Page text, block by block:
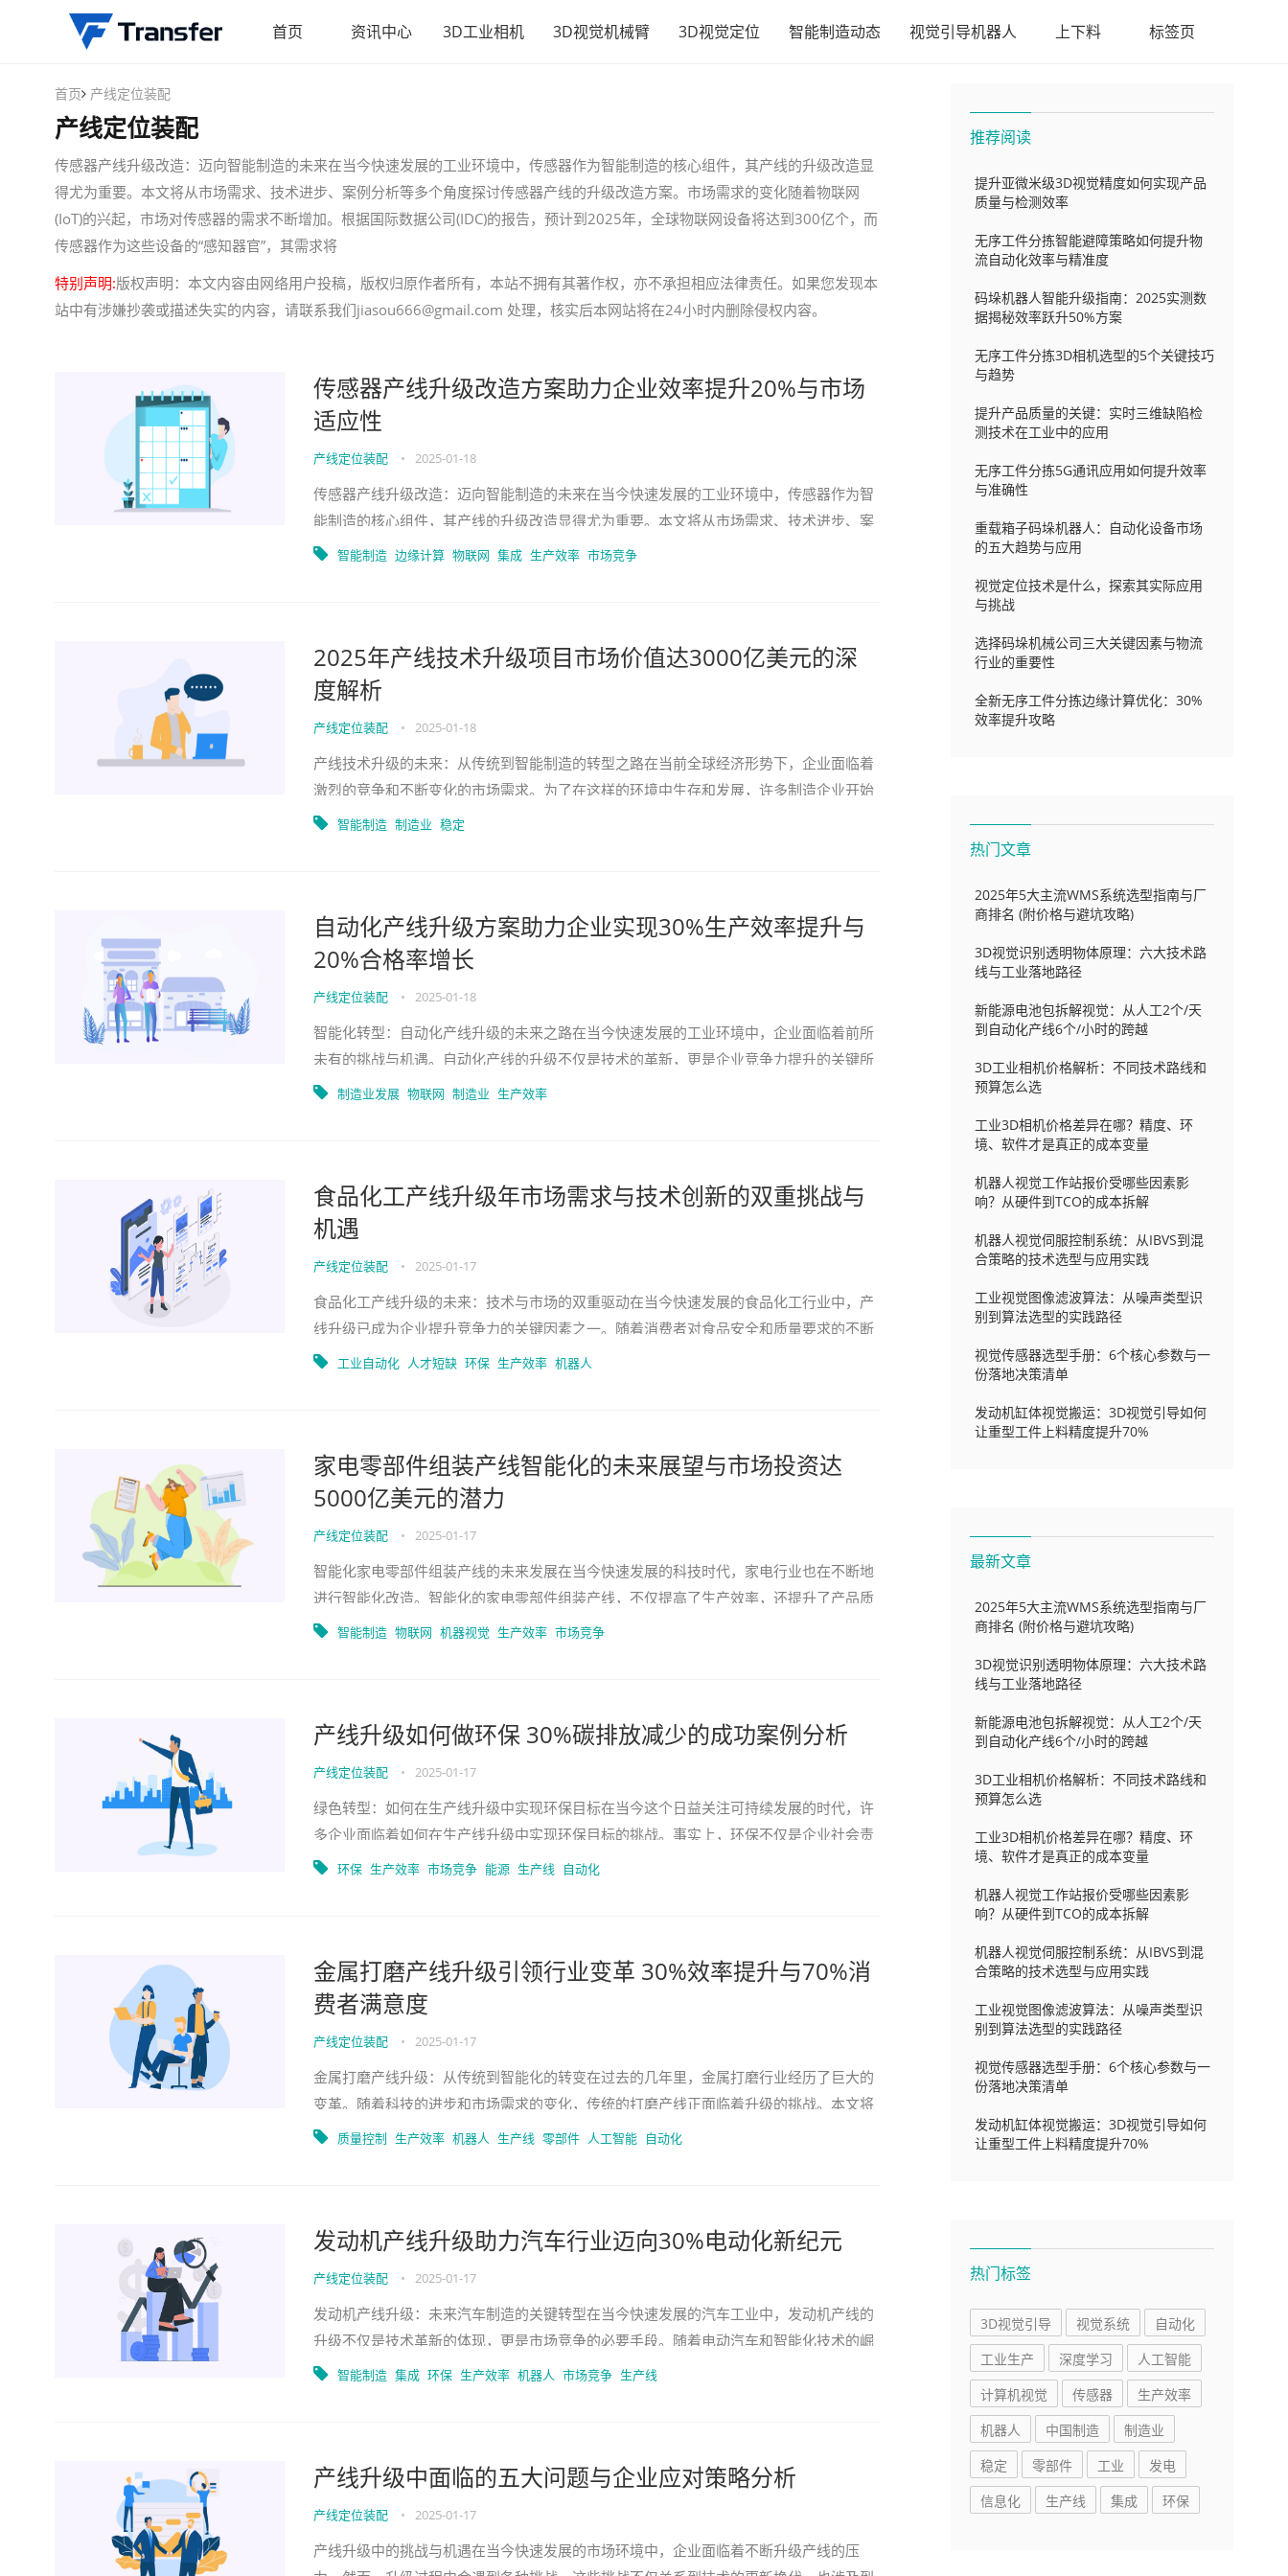
首页 资讯中心 3D工业相机 3D视觉机械臂 3D视觉定位 智能制造动态 视觉引导机器人 上下料 标签页
首页 产线定位装配
产线定位装配
传感器产线升级改造：迈向智能制造的未来在当今快速发展的工业环境中，传感器作为智能制造的核心组件，其产线的升级改造显
得尤为重要。本文将从市场需求、技术进步、案例分析等多个角度探讨传感器产线的升级改造方案。市场需求的变化随着物联网
(IoT)的兴起，市场对传感器的需求不断增加。根据国际数据公司(IDC)的报告，预计到2025年，全球物联网设备将达到300亿个，而
传感器作为这些设备的“感知器官”，其需求将
特别声明:版权声明：本文内容由网络用户投稿，版权归原作者所有，本站不拥有其著作权，亦不承担相应法律责任。如果您发现本
站中有涉嫌抄袭或描述失实的内容，请联系我们jiasou666@gmail.com 处理，核实后本网站将在24小时内删除侵权内容。
传感器产线升级改造方案助力企业效率提升20%与市场
适应性
产线定位装配 • 2025-01-18
传感器产线升级改造：迈向智能制造的未来在当今快速发展的工业环境中，传感器作为智
能制造的核心组件，其产线的升级改造显得尤为重要。本文将从市场需求、技术进步、案
例分析等多个角度探讨传感器产线的升级改造方案
智能制造 边缘计算 物联网 集成 生产效率 市场竞争
2025年产线技术升级项目市场价值达3000亿美元的深
度解析
产线定位装配 • 2025-01-18
产线技术升级的未来：从传统到智能制造的转型之路在当前全球经济形势下，企业面临着
激烈的竞争和不断变化的市场需求。为了在这样的环境中生存和发展，许多制造企业开始
着手进行产线技术升级。本文将从技术、市场和用
智能制造 制造业 稳定
自动化产线升级方案助力企业实现30%生产效率提升与
20%合格率增长
产线定位装配 • 2025-01-18
智能化转型：自动化产线升级的未来之路在当今快速发展的工业环境中，企业面临着前所
未有的挑战与机遇。自动化产线的升级不仅是技术的革新，更是企业竞争力提升的关键所
在。本文将从市场需求、技术进步和成功案例三个
制造业发展 物联网 制造业 生产效率
食品化工产线升级年市场需求与技术创新的双重挑战与
机遇
产线定位装配 • 2025-01-17
食品化工产线升级的未来：技术与市场的双重驱动在当今快速发展的食品化工行业中，产
线升级已成为企业提升竞争力的关键因素之一。随着消费者对食品安全和质量要求的不断
提高，企业必须不断优化生产流程，以适应市场的
工业自动化 人才短缺 环保 生产效率 机器人
家电零部件组装产线智能化的未来展望与市场投资达
5000亿美元的潜力
产线定位装配 • 2025-01-17
智能化家电零部件组装产线的未来发展在当今快速发展的科技时代，家电行业也在不断地
进行智能化改造。智能化的家电零部件组装产线，不仅提高了生产效率，还提升了产品质
量，满足了市场对高效、精准和个性化的需求。举
智能制造 物联网 机器视觉 生产效率 市场竞争
产线升级如何做环保 30%碳排放减少的成功案例分析
产线定位装配 • 2025-01-17
绿色转型：如何在生产线升级中实现环保目标在当今这个日益关注可持续发展的时代，许
多企业面临着如何在生产线升级中实现环保目标的挑战。事实上，环保不仅是企业社会责
任的体现，更是其长期发展的必要条件。本文将从
环保 生产效率 市场竞争 能源 生产线 自动化
金属打磨产线升级引领行业变革 30%效率提升与70%消
费者满意度
产线定位装配 • 2025-01-17
金属打磨产线升级：从传统到智能化的转变在过去的几年里，金属打磨行业经历了巨大的
变革。随着科技的进步和市场需求的变化，传统的打磨产线正面临着升级的挑战。本文将
从多个角度探讨金属打磨产线的升级，包括技术创
质量控制 生产效率 机器人 生产线 零部件 人工智能 自动化
发动机产线升级助力汽车行业迈向30%电动化新纪元
产线定位装配 • 2025-01-17
发动机产线升级：未来汽车制造的关键转型在当今快速发展的汽车工业中，发动机产线的
升级不仅是技术革新的体现，更是市场竞争的必要手段。随着电动汽车和智能化技术的崛
起，传统发动机的生产线面临着前所未有的挑战和
智能制造 集成 环保 生产效率 机器人 市场竞争 生产线
产线升级中面临的五大问题与企业应对策略分析
产线定位装配 • 2025-01-17
产线升级中的挑战与机遇在当今快速发展的市场环境中，企业面临着不断升级产线的压
推荐阅读
提升亚微米级3D视觉精度如何实现产品
质量与检测效率
无序工件分拣智能避障策略如何提升物
流自动化效率与精准度
码垛机器人智能升级指南：2025实测数
据揭秘效率跃升50%方案
无序工件分拣3D相机选型的5个关键技巧
与趋势
提升产品质量的关键：实时三维缺陷检
测技术在工业中的应用
无序工件分拣5G通讯应用如何提升效率
与准确性
重载箱子码垛机器人：自动化设备市场
的五大趋势与应用
视觉定位技术是什么，探索其实际应用
与挑战
选择码垛机械公司三大关键因素与物流
行业的重要性
全新无序工件分拣边缘计算优化：30%
效率提升攻略
热门文章
2025年5大主流WMS系统选型指南与厂
商排名 (附价格与避坑攻略)
3D视觉识别透明物体原理：六大技术路
线与工业落地路径
新能源电池包拆解视觉：从人工2个/天
到自动化产线6个/小时的跨越
3D工业相机价格解析：不同技术路线和
预算怎么选
工业3D相机价格差异在哪？精度、环
境、软件才是真正的成本变量
机器人视觉工作站报价受哪些因素影
响？从硬件到TCO的成本拆解
机器人视觉伺服控制系统：从IBVS到混
合策略的技术选型与应用实践
工业视觉图像滤波算法：从噪声类型识
别到算法选型的实践路径
视觉传感器选型手册：6个核心参数与一
份落地决策清单
发动机缸体视觉搬运：3D视觉引导如何
让重型工件上料精度提升70%
最新文章
2025年5大主流WMS系统选型指南与厂
商排名 (附价格与避坑攻略)
3D视觉识别透明物体原理：六大技术路
线与工业落地路径
新能源电池包拆解视觉：从人工2个/天
到自动化产线6个/小时的跨越
3D工业相机价格解析：不同技术路线和
预算怎么选
工业3D相机价格差异在哪？精度、环
境、软件才是真正的成本变量
机器人视觉工作站报价受哪些因素影
响？从硬件到TCO的成本拆解
机器人视觉伺服控制系统：从IBVS到混
合策略的技术选型与应用实践
工业视觉图像滤波算法：从噪声类型识
别到算法选型的实践路径
视觉传感器选型手册：6个核心参数与一
份落地决策清单
发动机缸体视觉搬运：3D视觉引导如何
让重型工件上料精度提升70%
热门标签
3D视觉引导 视觉系统
自动化
工业生产
深度学习
人工智能
计算机视觉
传感器
生产效率
机器人
中国制造
制造业
稳定
零部件 工业
发电
信息化
生产线 集成 环保